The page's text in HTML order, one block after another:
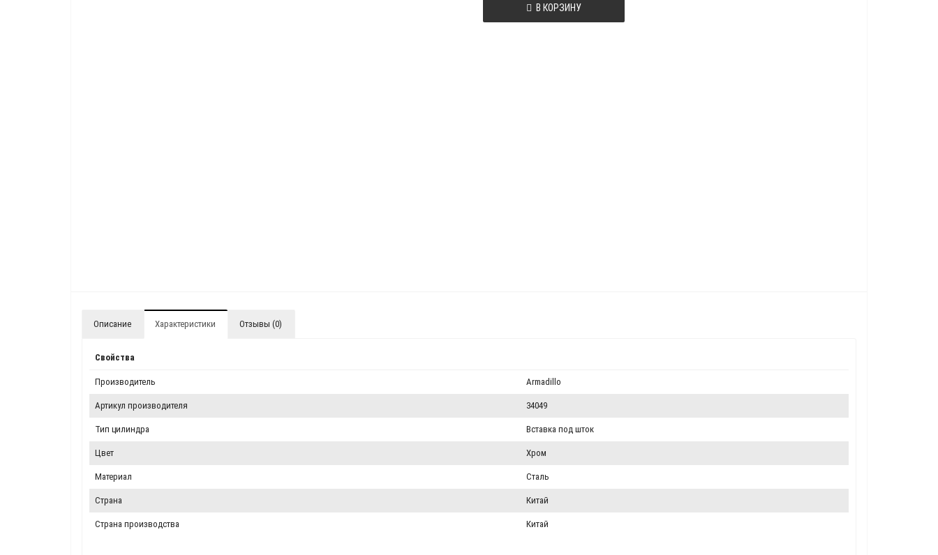
В КОРЗИНУ
Описание Характеристики Отзывы (0)
Свойства
Производитель Armadillo
Артикул производителя 34049
Тип цилиндра Вставка под шток
Цвет Хром
Материал Сталь
Страна Китай
Страна производства Китай